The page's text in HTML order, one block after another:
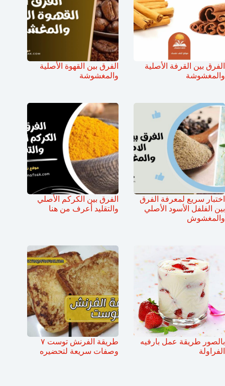
الفرق بين القرفة الأصلية
والمغشوشة
الفرق بين القهوة الأصلية
والمغشوشة
اختبار سريع لمعرفة الفرق
بين الفلفل الأسود الأصلي
والمغشوش
الفرق بين الكركم الأصلي
والتقليد أعرف من هنا
بالصور طريقة عمل بارفيه
الفراولة
طريقة الفرنش توست ٧
وصفات سريعة لتحضيره